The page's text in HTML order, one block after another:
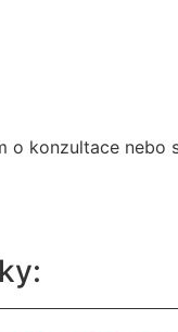
o konzultace nebo